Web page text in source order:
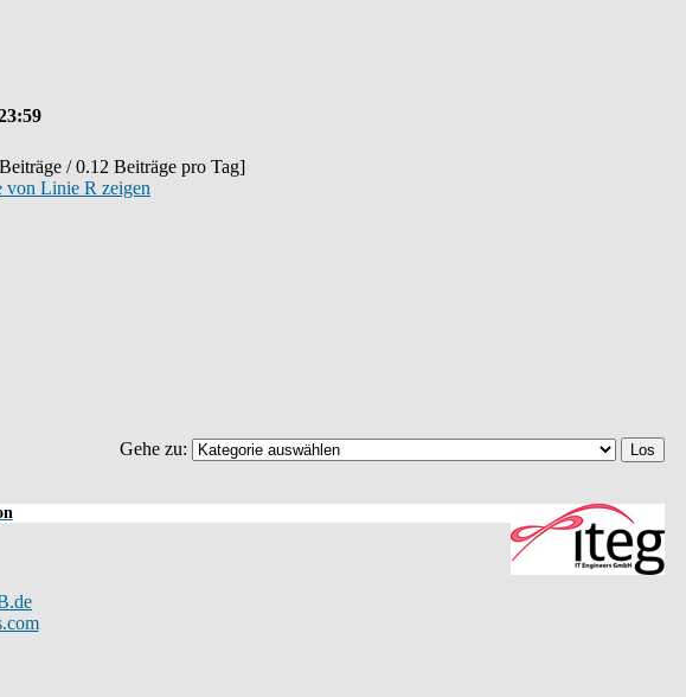
/ 0.12 Beiträge pro Tag]
von Linie R zeigen
Gehe zu: